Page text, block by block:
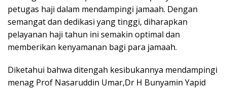
petugas haji dalam mendampingi jamaah. Dengan
semangat dan dedikasi yang tinggi, diharapkan
pelayanan haji tahun ini semakin optimal dan
memberikan kenyamanan bagi para jamaah.
Diketahui bahwa ditengah kesibukannya mendampingi
menag Prof Nasaruddin Umar,Dr H Bunyamin Yapid